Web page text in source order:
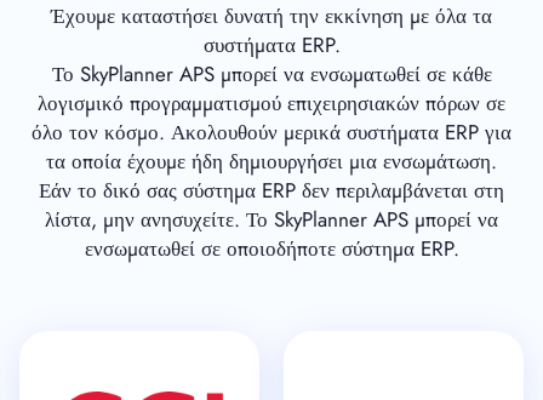
Έχουμε καταστήσει δυνατή την εκκίνηση με όλα τα
συστήματα ERP.
Το SkyPlanner APS μπορεί να ενσωματωθεί σε κάθε
λογισμικό προγραμματισμού επιχειρησιακών πόρων σε
όλο τον κόσμο. Ακολουθούν μερικά συστήματα ERP για
τα οποία έχουμε ήδη δημιουργήσει μια ενσωμάτωση.
Εάν το δικό σας σύστημα ERP δεν περιλαμβάνεται στη
λίστα, μην ανησυχείτε. Το SkyPlanner APS μπορεί να
ενσωματωθεί σε οποιοδήποτε σύστημα ERP.